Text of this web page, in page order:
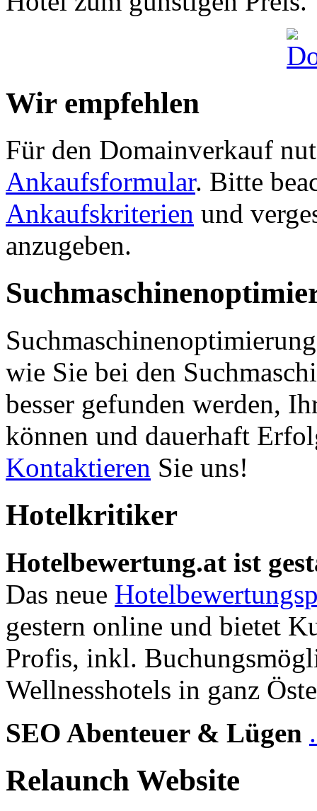
Wir empfehlen
Für den Domainverkauf
Ankaufsformular. Bitte
Ankaufskriterien und
anzugeben.
wie Sie bei den
besser gefunden werden,
können und dauerhaft
Kontaktieren Sie uns!
Hotelkritiker
Hotelbewertung.at ist
Das neue
gestern online und bietet
Profis, inkl.
Wellnesshotels in ganz
SEO Abenteuer & Lügen
Relaunch Website